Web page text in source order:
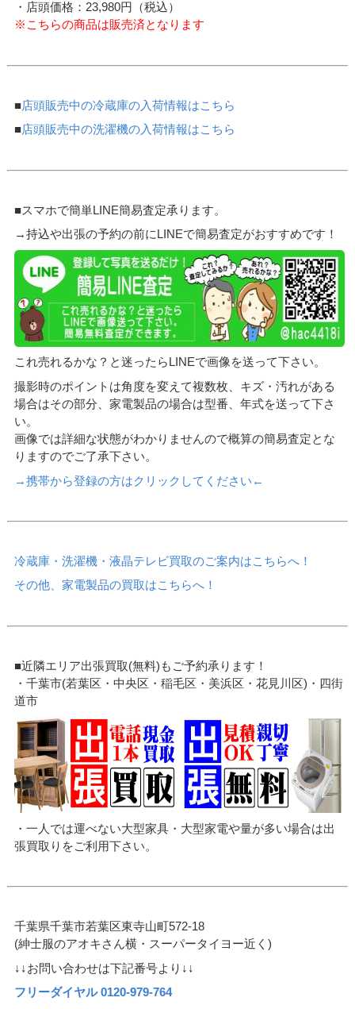
・店頭価格：23,980円（税込）
※こちらの商品は販売済となります
■店頭販売中の冷蔵庫の入荷情報はこちら
■店頭販売中の洗濯機の入荷情報はこちら
■スマホで簡単LINE簡易査定承ります。
→持込や出張の予約の前にLINEで簡易査定がおすすめです！
これ売れるかな？と迷ったらLINEで画像を送って下さい。
撮影時のポイントは角度を変えて複数枚、キズ・汚れがある
場合はその部分、家電製品の場合は型番、年式を送って下さ
い。
画像では詳細な状態がわかりませんので概算の簡易査定とな
りますのでご了承下さい。
→携帯から登録の方はクリックしてください←
冷蔵庫・洗濯機・液晶テレビ買取のご案内はこちらへ！
その他、家電製品の買取はこちらへ！
■近隣エリア出張買取(無料)もご予約承ります！
・千葉市(若葉区・中央区・稲毛区・美浜区・花見川区)・四街
道市
・一人では運べない大型家具・大型家電や量が多い場合は出
張買取りをご利用下さい。
千葉県千葉市若葉区東寺山町572-18
(紳士服のアオキさん横・スーパータイヨー近く)
↓↓お問い合わせは下記番号より↓↓
フリーダイヤル 0120-979-764